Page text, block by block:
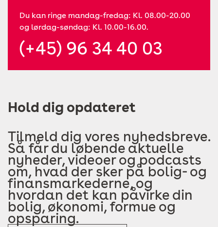
Du kan ringe mandag-fredag: Kl. 08.00-20.00
og lørdag-søndag: Kl. 10.00-16.00.
(+45) 96 34 40 03
Hold dig opdateret
Tilmeld dig vores nyhedsbreve.
Så får du løbende aktuelle
nyheder, videoer og podcasts
om, hvad der sker på bolig- og
finansmarkederne, og
hvordan det kan påvirke din
bolig, økonomi, formue og
opsparing.